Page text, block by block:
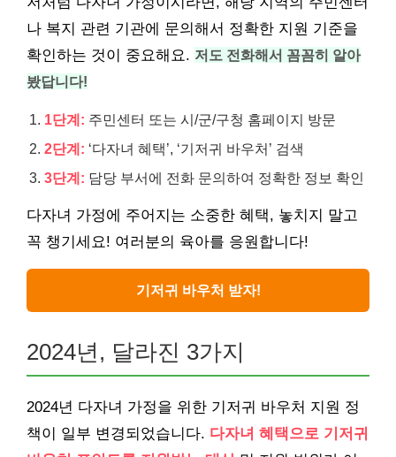
나 복지 관련 기관에 문의해서 정확한 지원 기준을
확인하는 것이 중요해요. 저도 전화해서 꼼꼼히 알아
봤답니다!
1단계: 주민센터 또는 시/군/구청 홈페이지 방문
2단계: ‘다자녀 혜택’, ‘기저귀 바우처’ 검색
3단계: 담당 부서에 전화 문의하여 정확한 정보 확인
다자녀 가정에 주어지는 소중한 혜택, 놓치지 말고
꼭 챙기세요! 여러분의 육아를 응원합니다!
기저귀 바우처 받자!
2024년, 달라진 3가지
2024년 다자녀 가정을 위한 기저귀 바우처 지원 정
책이 일부 변경되었습니다. 다자녀 혜택으로 기저귀